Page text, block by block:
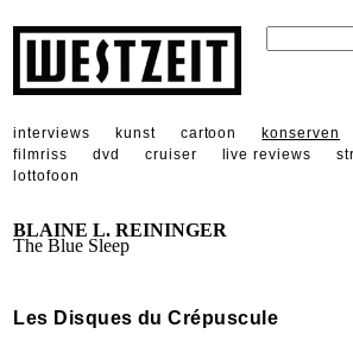
interviews kunst cartoon konserven
filmriss
dvd cruiser live reviews
lottofoon
BLAINE L. REININGER
The Blue Sleep
Les Disques du Crépuscule